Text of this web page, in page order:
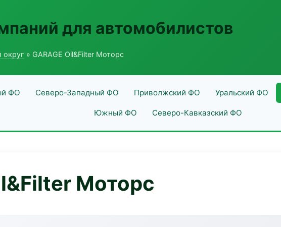
для автомобилистов
округ » GARAGE Oil&Filter Моторс
ФО Северо-Западный ФО Приволжский ФО Уральский ФО
Южный ФО Северо-Кавказский ФО
Моторс